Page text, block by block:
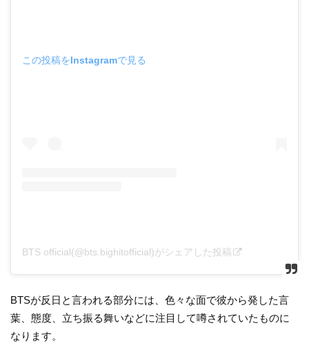
この投稿をInstagramで見る
BTS official(@bts.bighitofficial)がシェアした投稿
BTSが反日と言われる部分には、色々な面で彼から発した言
葉、態度、立ち振る舞いなどに注目して噂されていたものに
なります。